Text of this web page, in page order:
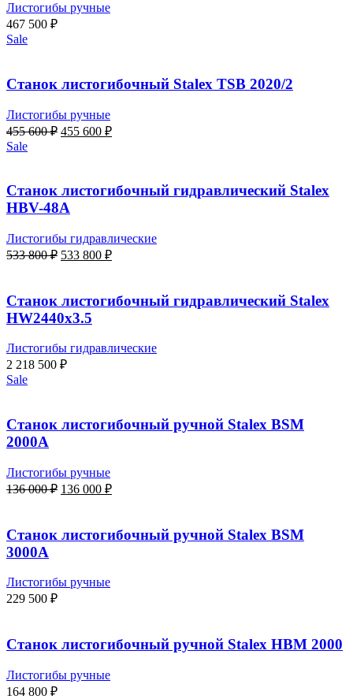
Листогибы ручные
467 500 ₽
Sale
Станок листогибочный Stalex TSB 2020/2
Листогибы ручные
455 600₽ Первоначальная
600 ₽.
455 600 ₽Текущая
Sale
Станок листогибочный гидравлический Stalex
HBV-48A
Листогибы гидравлические
533 800₽ Первоначальная
800 ₽.
533 800 ₽Текущая
800 ₽.
Станок листогибочный гидравлический Stalex
HW2440x3.5
Листогибы гидравлические
2 218 500 ₽
Sale
Станок листогибочный ручной Stalex BSM
2000A
Листогибы ручные
136 000₽ Первоначальная
000 ₽.
136 000 ₽Текущая
000 ₽.
Станок листогибочный ручной Stalex BSM
3000A
Листогибы ручные
229 500 ₽
Станок листогибочный ручной Stalex HBM 2000
Листогибы ручные
164 800 ₽